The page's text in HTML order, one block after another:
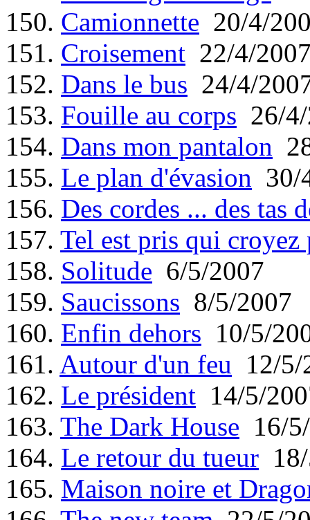
150. Camionnette 20/4/
151. Croisement 22/4/
152. Dans le bus 24/4/
153. Fouille au corps 26/
154. Dans mon pantalon
155. Le plan d'évasion 30/
156. Des cordes ... des tas
157. Tel est pris qui croyez
158. Solitude 6/5/2007
159. Saucissons 8/5/2007
160. Enfin dehors 10/5/
161. Autour d'un feu 12/5/
162. Le président 14/5/
163. The Dark House 16/
164. Le retour du tueur
165. Maison noire et